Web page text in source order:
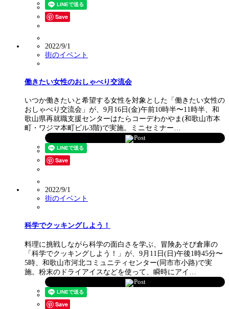
Save
2022/9/1
街のイベント
働きたい女性のおしゃべり交流会
いつか働きたいと希望する女性を対象とした「働きたい女性の
おしゃべり交流会」が、9月16日(金)午前10時半〜11時半、和
歌山県再就職支援センターはたらコーデわかやま(和歌山市本
町・ワジマ本町ビル3階)で実施。ミニセミナー…
Post
Save
2022/9/1
街のイベント
科学でクッキングしよう！
料理に挑戦しながら科学の面白さを学ぶ、冒険あそび倉庫の
「科学でクッキングしよう！」が、9月11日(日)午後1時45分〜
5時、和歌山市河北コミュニティセンター(同市市小路)で実
施。粉末のドライアイスなどを使って、瞬時にアイ…
Post
Save